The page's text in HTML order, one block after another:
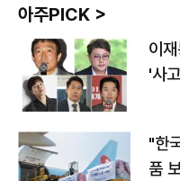
아주PICK >
이
'사
"한
품